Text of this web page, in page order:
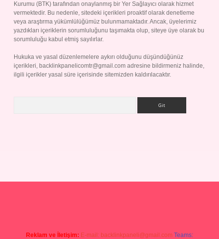
Kurumu (BTK) tarafından onaylanmış bir Yer Sağlayıcı olarak hizmet
vermektedir. Bu nedenle, sitedeki içerikleri proaktif olarak denetleme
veya araştırma yükümlülüğümüz bulunmamaktadır. Ancak, üyelerimiz
yazdıkları içeriklerin sorumluluğunu taşımakta olup, siteye üye olarak bu
sorumluluğu kabul etmiş sayılırlar.
Hukuka ve yasal düzenlemelere aykırı olduğunu düşündüğünüz
içerikleri, backlinkpanelicomtr@gmail.com adresine bildirmeniz halinde,
ilgili içerikler yasal süre içerisinde sitemizden kaldırılacaktır.
Reklam ve İletişim: E-mail: backlinkpaneli@gmail.com Teams: